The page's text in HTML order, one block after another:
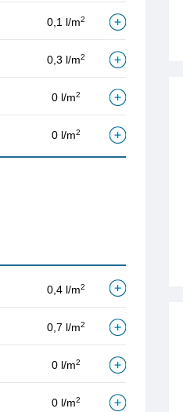
0,1 l/m2
0,3 l/m2
0 l/m2
0 l/m2
0,4 l/m2
0,7 l/m2
0 l/m2
0 l/m2